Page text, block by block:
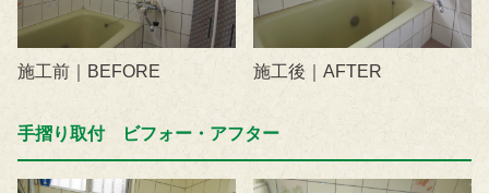
施工前｜BEFORE 施工後｜AFTER
手摺り取付 ビフォー・アフター